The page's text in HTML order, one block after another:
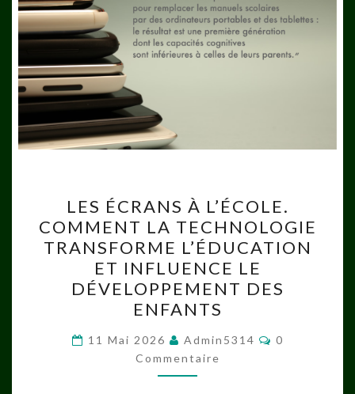
ÉCRANS
À
L’ÉCOLE.
COMMENT
LA
TECHNOLOGIE
TRANSFORME
L’ÉDUCATION
LES ÉCRANS À L’ÉCOLE.
COMMENT LA TECHNOLOGIE
TRANSFORME L’ÉDUCATION
ET INFLUENCE LE
DÉVELOPPEMENT DES
ENFANTS
11 Mai 2026 Admin5314
0
Commentaire